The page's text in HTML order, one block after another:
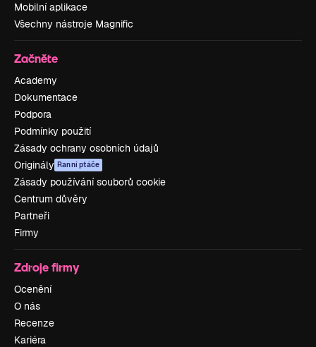
Mobilní aplikace
Všechny nástroje Magnific
Začněte
Academy
Dokumentace
Podpora
Podmínky použití
Zásady ochrany osobních údajů
Originály Ranní ptáče
Zásady používání souborů cookie
Centrum důvěry
Partneři
Firmy
Zdroje firmy
Ocenění
O nás
Recenze
Kariéra